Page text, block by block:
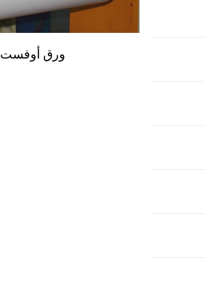
وخالي من الوهج (مثالي للكتب
إنهاءً حريريًا - بين المطفي واللامع
مثل الكتيبات المربعة أو صفحات
التفريط في الجودة من أجل الراحة.
ورق «جيد للطباعة»، بل هو مصمم
بها بسلاسة - بدون أخطاء في
أعلى: عدد أقل من الأوراق التالفة،
ورق أوفست